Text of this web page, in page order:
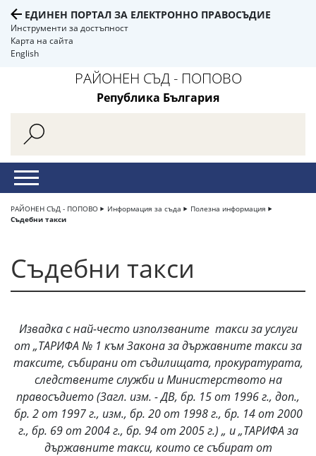
ЕДИНЕН ПОРТАЛ ЗА ЕЛЕКТРОННО ПРАВОСЪДИЕ
Инструменти за достъпност
Карта на сайта
English
РАЙОНЕН СЪД - ПОПОВО
Република България
РАЙОНЕН СЪД - ПОПОВО Информация за съда
Полезна информация
Съдебни такси
Съдебни такси
Извадка с най-често използваните такси за услуги
от „ТАРИФА № 1 към Закона за държавните такси за
таксите, събирани от съдилищата, прокуратурата,
следствените служби и Министерството на
правосъдието (Загл. изм. - ДВ, бр. 15 от 1996 г., доп.,
бр. 2 от 1997 г., изм., бр. 20 от 1998 г., бр. 14 от 2000
г., бр. 69 от 2004 г., бр. 94 от 2005 г.) „ и „ТАРИФА за
държавните такси, които се събират от